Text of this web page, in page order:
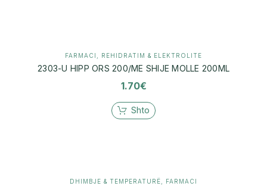
FARMACI REHIDRATIM & ELEKTROLITE
2303-U HIPP ORS 200/ME SHIJE MOLLE 200ML
1.70€
Shto
DHIMBJE & TEMPERATURË FARMACI